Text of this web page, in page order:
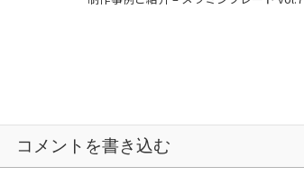
コメントを書き込む